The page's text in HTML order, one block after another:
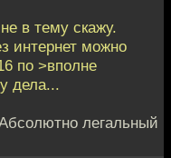
в тему скажу.
интернет можно
по >вполне
дела...
легальный